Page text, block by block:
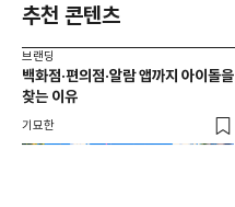
추천 콘텐츠
브랜딩
백화점·편의점·알람 앱까지 아이돌을
찾는 이유
기묘한